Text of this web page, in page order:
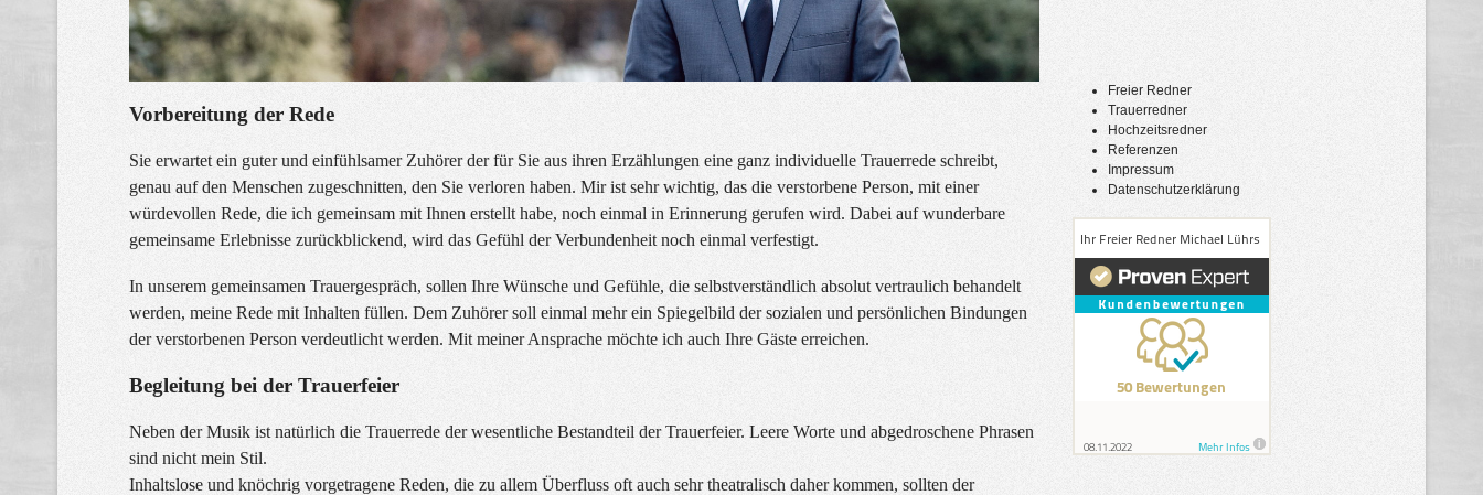
Vorbereitung der Rede
Sie erwartet ein guter und einfühlsamer Zuhörer der für Sie aus ihren Erzählungen eine ganz individuelle Trauerrede schreibt,
genau auf den Menschen zugeschnitten, den Sie verloren haben. Mir ist sehr wichtig, das die verstorbene Person, mit einer
würdevollen Rede, die ich gemeinsam mit Ihnen erstellt habe, noch einmal in Erinnerung gerufen wird. Dabei auf wunderbare
gemeinsame Erlebnisse zurückblickend, wird das Gefühl der Verbundenheit noch einmal verfestigt.
In unserem gemeinsamen Trauergespräch, sollen Ihre Wünsche und Gefühle, die selbstverständlich absolut vertraulich behandelt
werden, meine Rede mit Inhalten füllen. Dem Zuhörer soll einmal mehr ein Spiegelbild der sozialen und persönlichen Bindungen
der verstorbenen Person verdeutlicht werden. Mit meiner Ansprache möchte ich auch Ihre Gäste erreichen.
Begleitung bei der Trauerfeier
Neben der Musik ist natürlich die Trauerrede der wesentliche Bestandteil der Trauerfeier. Leere Worte und abgedroschene Phrasen
sind nicht mein Stil.
Inhaltslose und knöchrig vorgetragene Reden, die zu allem Überfluss oft auch sehr theatralisch daher kommen, sollten der
Freier Redner
Trauerredner
Hochzeitsredner
Referenzen
Impressum
Datenschutzerklärung